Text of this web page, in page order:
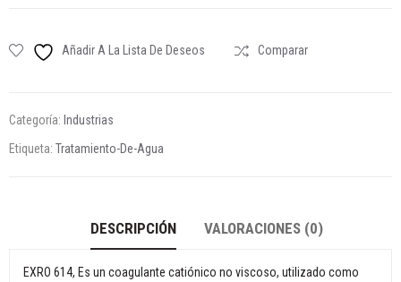
Añadir A La Lista De Deseos Comparar
Categoría: Industrias
Etiqueta: Tratamiento-De-Agua
DESCRIPCIÓN VALORACIONES (0)
EXRO 614, Es un coagulante catiónico no viscoso, utilizado como